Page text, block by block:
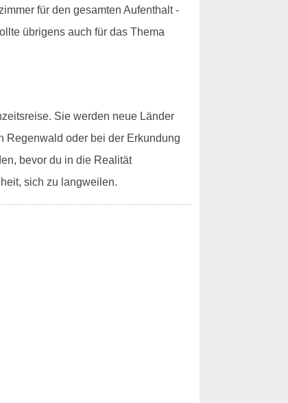
für den gesamten Aufenthalt -
übrigens auch für das Thema
Sie werden neue Länder
Regenwald oder bei der Erkundung
bevor du in die Realität
sich zu langweilen.